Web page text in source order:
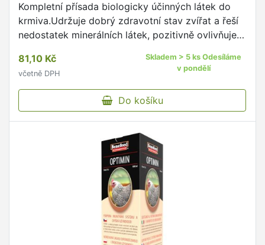
Kompletní přísada biologicky účinných látek do
krmiva.Udržuje dobrý zdravotní stav zvířat a řeší
nedostatek minerálních látek, pozitivně ovlivňuje
81,10 Kč
včetně DPH
Skladem > 5 ks Odesíláme
v pondělí
Do košíku